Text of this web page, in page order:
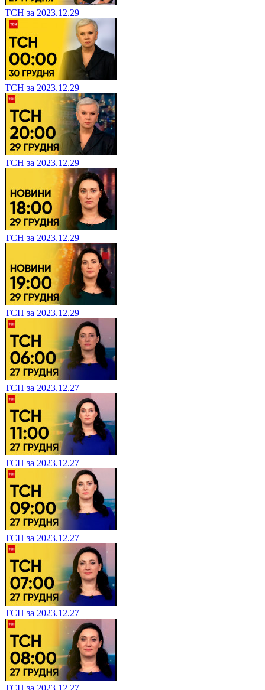
ТСН за 2023.12.29
ТСН за 2023.12.29
ТСН за 2023.12.29
ТСН за 2023.12.29
ТСН за 2023.12.29
ТСН за 2023.12.27
ТСН за 2023.12.27
ТСН за 2023.12.27
ТСН за 2023.12.27
ТСН за 2023.12.27